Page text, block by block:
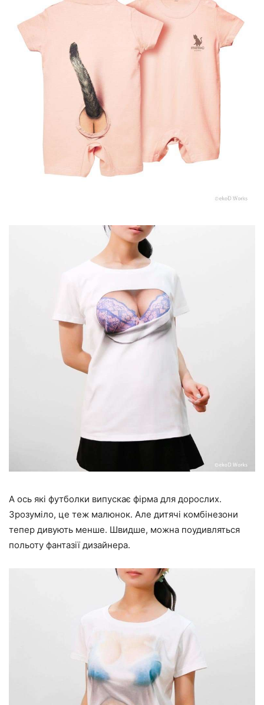
А ось які футболки випускає фірма для дорослих.
Зрозуміло, це теж малюнок. Але дитячі комбінезони
тепер дивують менше. Швидше, можна поудивляться
польоту фантазії дизайнера.